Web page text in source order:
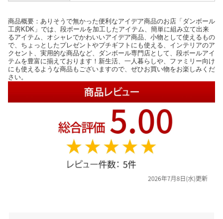
商品概要：ありそうで無かった便利なアイデア商品のお店「ダンボール
工房KDK」では、段ボールを加工したアイテム、簡単に組み立て出来
るアイテム、オシャレでかわいいアイデア商品、小物として使えるもの
で、ちょっとしたプレゼントやプチギフトにも使える、インテリアのア
クセント、実用的な商品など、ダンボール専門店として、段ボールアイ
テムを豊富に揃えております！新生活、一人暮らしや、ファミリー向け
にも使えるような商品もございますので、ぜひお買い物をお楽しみくだ
さい。